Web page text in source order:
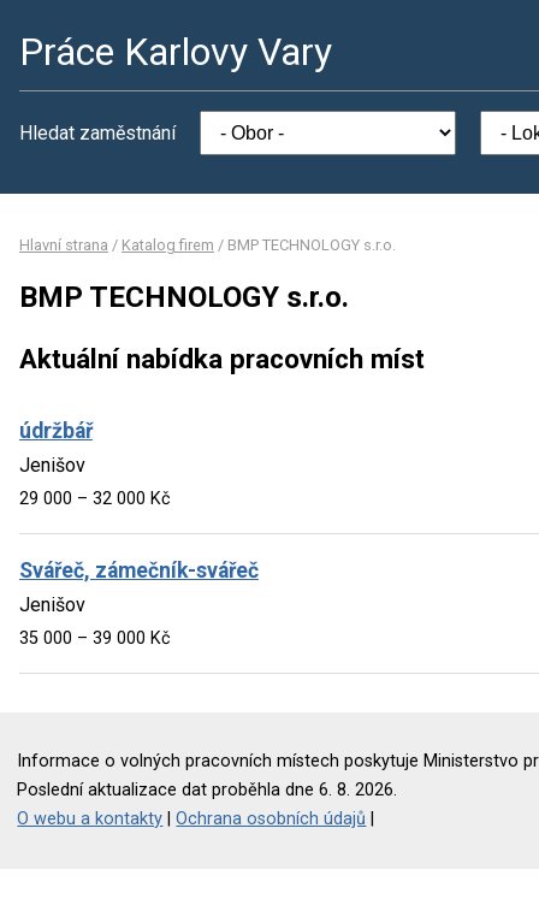
Práce Karlovy Vary
Hledat zaměstnání
Hlavní strana / Katalog firem / BMP TECHNOLOGY s.r.o.
BMP TECHNOLOGY s.r.o.
Aktuální nabídka pracovních míst
údržbář
Jenišov
29 000 – 32 000 Kč
Svářeč, zámečník-svářeč
Jenišov
35 000 – 39 000 Kč
Informace o volných pracovních místech poskytuje Ministerstvo
Poslední aktualizace dat proběhla dne 6. 8. 2026.
O webu a kontakty |Ochrana osobních údajů